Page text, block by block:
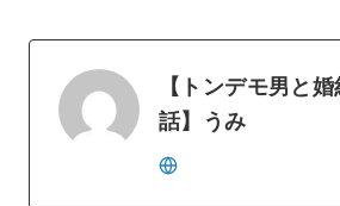
【トンデモ男と
話】うみ